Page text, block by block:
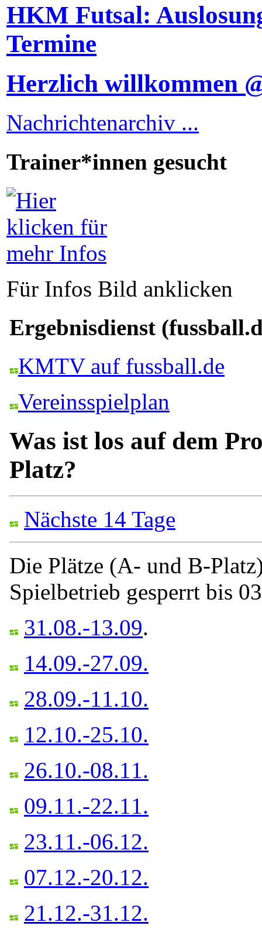
HKM Futsal:
Termine
Herzlich willkommen
Nachrichtenarchiv ...
Trainer*innen gesucht
Für Infos Bild anklicken
Ergebnisdienst
KMTV auf fussball.de
Vereinsspielplan
Was ist los auf dem
Platz?
Nächste 14 Tage
Die Plätze (A- und B-
Spielbetrieb gesperrt bis
31.08.-13.09.
14.09.-27.09.
28.09.-11.10.
12.10.-25.10.
26.10.-08.11.
09.11.-22.11.
23.11.-06.12.
07.12.-20.12.
21.12.-31.12.